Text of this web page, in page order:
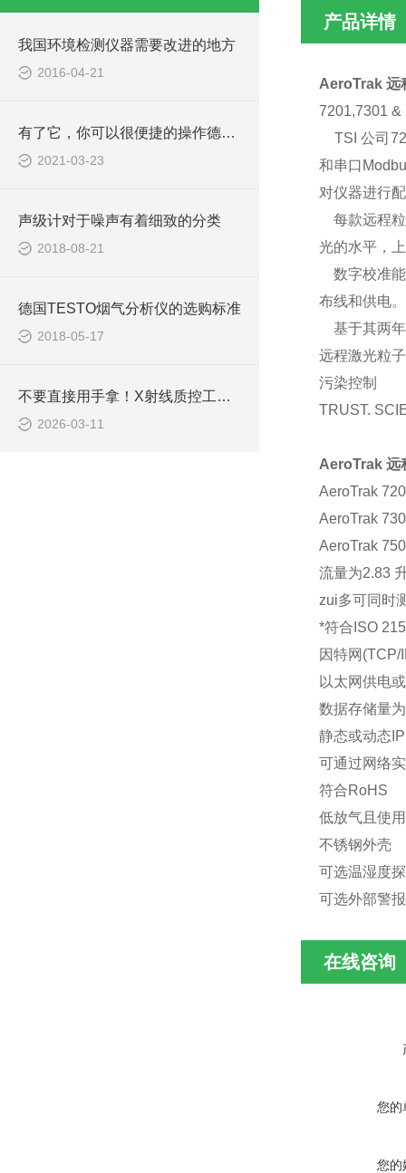
我国环境检测仪器需要改进的地方
2016-04-21
有了它，你可以很便捷的操作德国TESTO烟气分析仪
2021-03-23
声级计对于噪声有着细致的分类
2018-08-21
德国TESTO烟气分析仪的选购标准
2018-05-17
不要直接用手拿！X射线质控工具的规范操作与辐射防护
2026-03-11
产品详情
AeroTrak 远
7201,7301
TSI 公司
和串口
对仪器进行
每款远程粒
光的水平，
数字校准能
布线和供电
基于其两年
远程激光粒
污染控制
TRUST.
AeroTrak 远
AeroTrak
AeroTrak
AeroTrak
流量为2.83
zui多可同时
*符合ISO
因特网
以太网供电
数据存储量
静态或动态
可通过网络
符合RoHS
低放气且使
不锈钢外壳
可选温湿度
可选外部警
在线咨询
您的
您的